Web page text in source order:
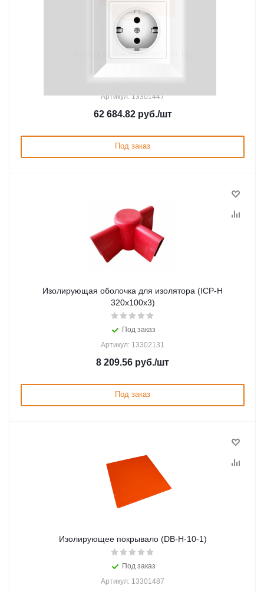
Колпак на изолятор (ICP-H-10)
Артикул: 13301447
62 684.82руб./шт
Под заказ
Изолирующая оболочка для изолятора (ICP-Н
320x100х3)
Под заказ
Артикул: 13302131
8 209.56 руб./шт
Под заказ
Изолирующее покрывало (DB-H-10-1)
Под заказ
Артикул: 13301487